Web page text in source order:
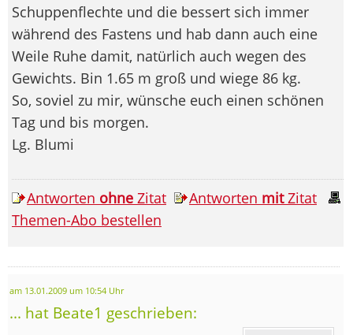
Schuppenflechte und die bessert sich immer
während des Fastens und hab dann auch eine
Weile Ruhe damit, natürlich auch wegen des
Gewichts. Bin 1.65 m groß und wiege 86 kg.
So, soviel zu mir, wünsche euch einen schönen
Tag und bis morgen.
Lg. Blumi
Antworten ohne Zitat Antworten mitZitat
Themen-Abo bestellen
am 13.01.2009 um 10:54 Uhr
... hat Beate1 geschrieben: